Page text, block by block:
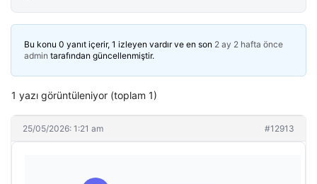
Bu konu 0 yanıt içerir, 1 izleyen vardır ve en son 2 ay 2 hafta önce
admin tarafından güncellenmiştir.
1 yazı görüntüleniyor (toplam 1)
25/05/2026: 1:21 am #12913